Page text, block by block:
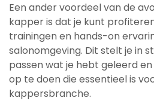
Een ander voordeel van de
kapper is dat je kunt
trainingen en hands-on
salonomgeving. Dit stelt je in
passen wat je hebt geleerd
op te doen die essentieel is
kappersbranche.